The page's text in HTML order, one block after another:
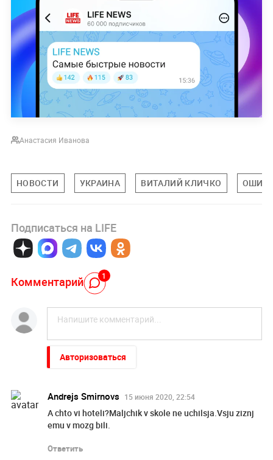
Анастасия Иванова
НОВОСТИ УКРАИНА ВИТАЛИЙ КЛИЧКО
Подписаться на LIFE
Комментарий 1
Авторизоваться
Andrejs Smirnovs 15 июня 2020, 22:54
A chto vi hoteli?Maljchik v skole ne uchilsja.Vsju ziznj
emu v mozg bili.
Ответить